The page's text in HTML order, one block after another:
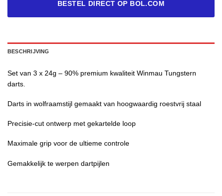
BESTEL DIRECT OP BOL.COM
BESCHRIJVING
Set van 3 x 24g – 90% premium kwaliteit Winmau Tungstern
darts.
Darts in wolfraamstijl gemaakt van hoogwaardig roestvrij staal
Precisie-cut ontwerp met gekartelde loop
Maximale grip voor de ultieme controle
Gemakkelijk te werpen dartpijlen